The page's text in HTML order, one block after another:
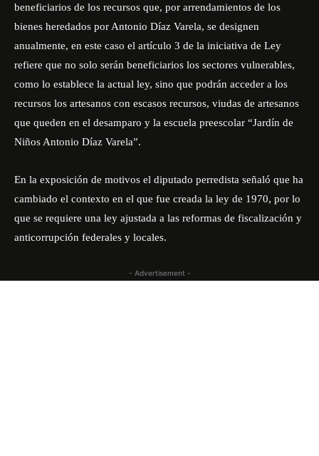
beneficiarios de los recursos que, por arrendamientos de los
bienes heredados por Antonio Díaz Varela, se designen
anualmente, en este caso el artículo 3 de la iniciativa de Ley
refiere que no solo serán beneficiarios los sectores vulnerables,
como lo establece la actual ley, sino que podrán acceder a los
recursos los artesanos con escasos recursos, viudas de artesanos
que queden en el desamparo y la escuela preescolar “Jardín de
Niños Antonio Díaz Varela”.
En la exposición de motivos el diputado perredista señaló que ha
cambiado el contexto en el que fue creada la ley de 1970, por lo
que se requiere una ley ajustada a las reformas de fiscalización y
anticorrupción federales y locales.
- Advertisement -